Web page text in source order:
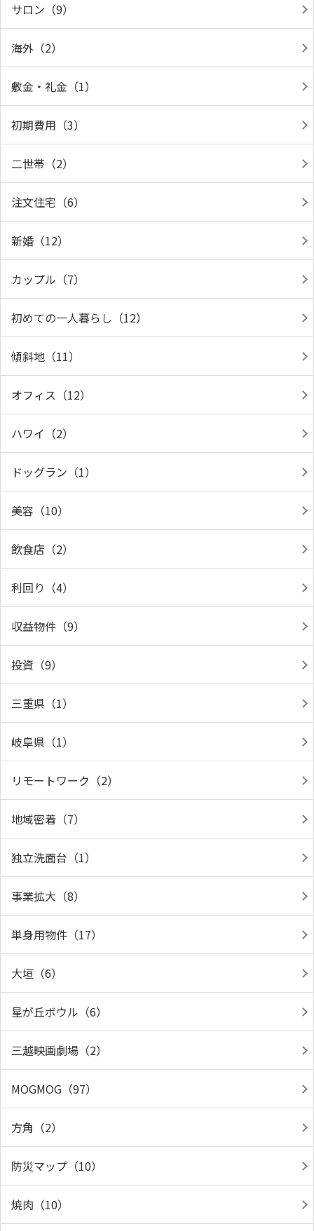
サロン（9）
海外（2）
敷金・礼金（1）
初期費用（3）
二世帯（2）
注文住宅（6）
新婚（12）
カップル（7）
初めての一人暮らし（12）
傾斜地（11）
オフィス（12）
ハワイ（2）
ドッグラン（1）
美容（10）
飲食店（2）
利回り（4）
収益物件（9）
投資（9）
三重県（1）
岐阜県（1）
リモートワーク（2）
地域密着（7）
独立洗面台（1）
事業拡大（8）
単身用物件（17）
大垣（6）
星が丘ボウル（6）
三越映画劇場（2）
MOGMOG（97）
方角（2）
防災マップ（10）
焼肉（10）